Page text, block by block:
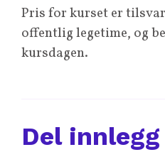
Pris for kurset er
offentlig legetime, og
kursdagen.
Del innlegg